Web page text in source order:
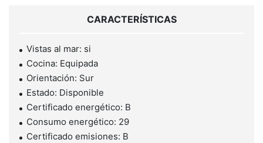
CARACTERÍSTICAS
Vistas al mar: si
Cocina: Equipada
Orientación: Sur
Estado: Disponible
Certificado energético: B
Consumo energético: 29
Certificado emisiones: B